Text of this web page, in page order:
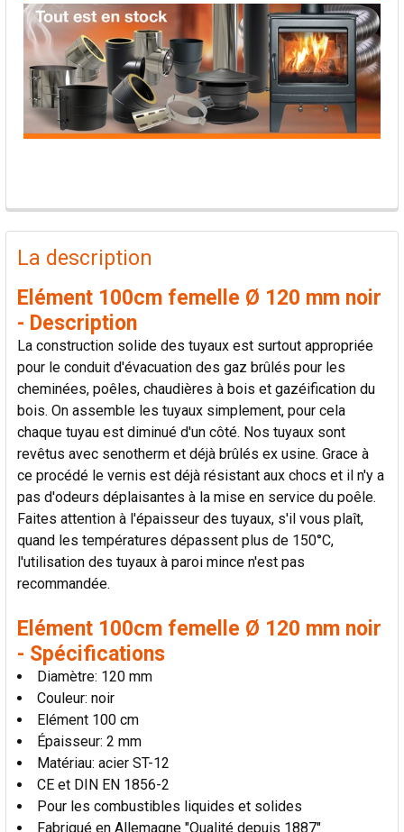
PRODUITS
FRÉQUEMMENT
ACHETÉS
SÉLECTIONNER
AJOUTER
LA
SÉLECTION
AU PANIER
La description
Elément 100cm femelle Ø 120 mm noir
- Description
La construction solide des tuyaux est surtout appropriée
pour le conduit d'évacuation des gaz brûlés pour les
cheminées, poêles, chaudières à bois et gazéification du
bois. On assemble les tuyaux simplement, pour cela
chaque tuyau est diminué d'un côté. Nos tuyaux sont
revêtus avec senotherm et déjà brûlés ex usine. Grace à
ce procédé le vernis est déjà résistant aux chocs et il n'y a
pas d'odeurs déplaisantes à la mise en service du poêle.
Faites attention à l'épaisseur des tuyaux, s'il vous plaît,
quand les températures dépassent plus de 150°C,
l'utilisation des tuyaux à paroi mince n'est pas
recommandée.
Elément 100cm femelle Ø 120 mm noir
- Spécifications
Diamètre: 120 mm
Couleur: noir
Elément 100 cm
Épaisseur: 2 mm
Matériau: acier ST-12
CE et DIN EN 1856-2
Pour les combustibles liquides et solides
Fabriqué en Allemagne "Qualité depuis 1887"